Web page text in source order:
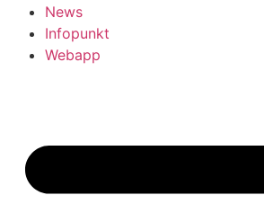
News
Infopunkt
Webapp